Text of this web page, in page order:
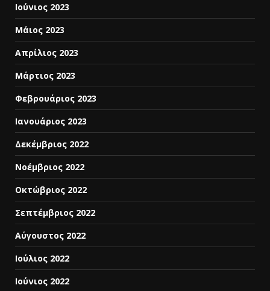
Ιούνιος 2023
Μάιος 2023
Απρίλιος 2023
Μάρτιος 2023
Φεβρουάριος 2023
Ιανουάριος 2023
Δεκέμβριος 2022
Νοέμβριος 2022
Οκτώβριος 2022
Σεπτέμβριος 2022
Αύγουστος 2022
Ιούλιος 2022
Ιούνιος 2022